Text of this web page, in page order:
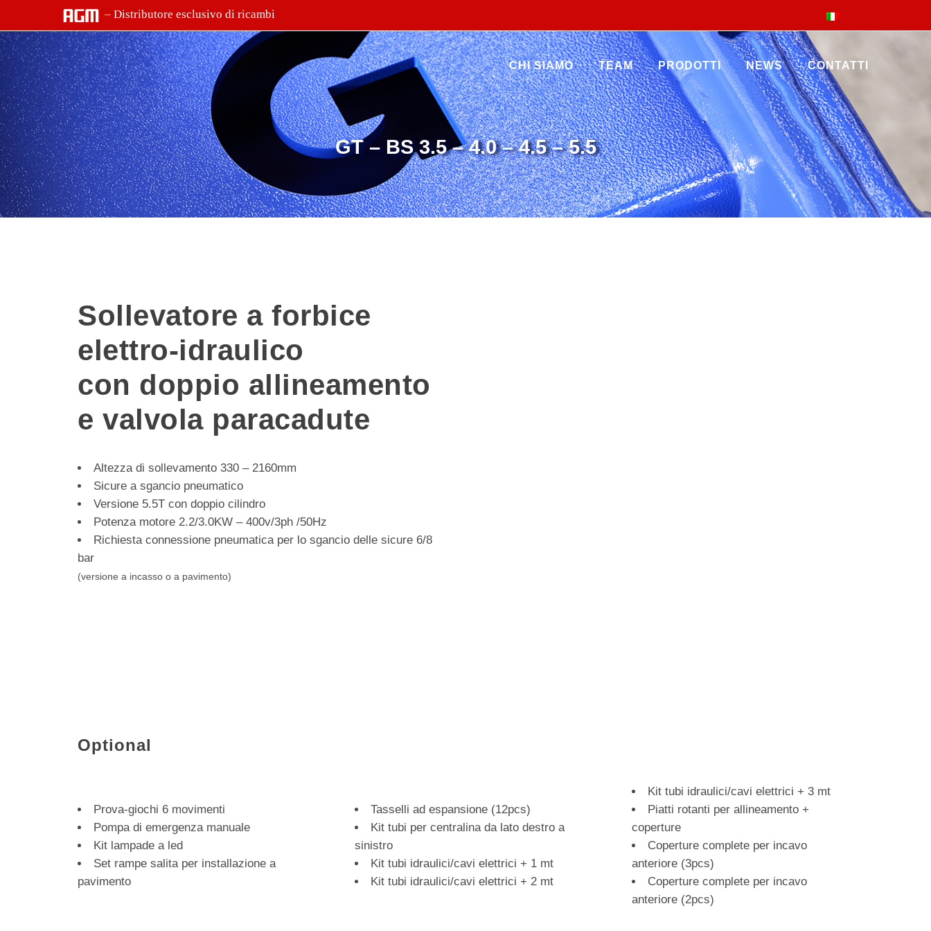
– Distributore esclusivo di ricambi
CHI SIAMO TEAM PRODOTTI NEWS CONTATTI
GT – BS 3.5 – 4.0 – 4.5 – 5.5
Sollevatore a forbice
elettro-idraulico
con doppio allineamento
e valvola paracadute
Altezza di sollevamento 330 – 2160mm
Sicure a sgancio pneumatico
Versione 5.5T con doppio cilindro
Potenza motore 2.2/3.0KW – 400v/3ph /50Hz
Richiesta connessione pneumatica per lo sgancio delle sicure 6/8
bar
(versione a incasso o a pavimento)
Optional
Prova-giochi 6 movimenti
Pompa di emergenza manuale
Kit lampade a led
Set rampe salita per installazione a
pavimento
Tasselli ad espansione (12pcs)
Kit tubi per centralina da lato destro a
sinistro
Kit tubi idraulici/cavi elettrici + 1 mt
Kit tubi idraulici/cavi elettrici + 2 mt
Kit tubi idraulici/cavi elettrici + 3 mt
Piatti rotanti per allineamento +
coperture
Coperture complete per incavo
anteriore (3pcs)
Coperture complete per incavo
anteriore (2pcs)